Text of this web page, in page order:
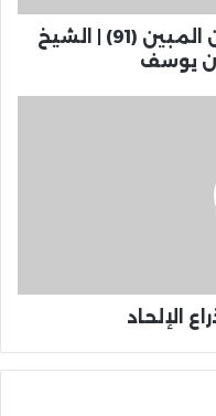
المعين في جديد كتب القرآن المبين (91) | الشيخ
يوسف
الإلحاد